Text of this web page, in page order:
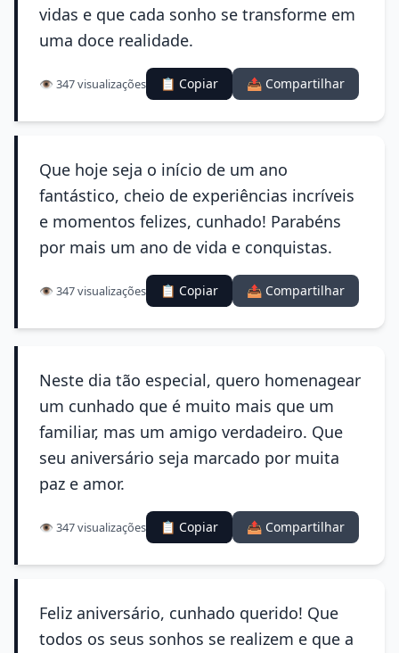
vidas e que cada sonho se transforme em
uma doce realidade.
👁️ 347 visualizações 📋 Copiar 📤 Compartilhar
Que hoje seja o início de um ano
fantástico, cheio de experiências incríveis
e momentos felizes, cunhado! Parabéns
por mais um ano de vida e conquistas.
👁️ 347 visualizações 📋 Copiar 📤 Compartilhar
Neste dia tão especial, quero homenagear
um cunhado que é muito mais que um
familiar, mas um amigo verdadeiro. Que
seu aniversário seja marcado por muita
paz e amor.
👁️ 347 visualizações 📋 Copiar 📤 Compartilhar
Feliz aniversário, cunhado querido! Que
todos os seus sonhos se realizem e que a